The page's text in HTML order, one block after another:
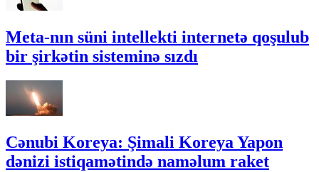
Meta-nın süni intellekti internetə qoşulub
bir şirkətin sisteminə sızdı
Cənubi Koreya: Şimali Koreya Yapon
dənizi istiqamətində naməlum raket